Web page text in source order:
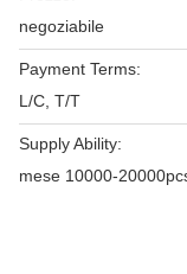
negoziabile
Payment Terms:
L/C, T/T
Supply Ability:
mese 10000-